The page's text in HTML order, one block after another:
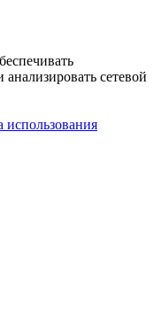
сетевой
использования